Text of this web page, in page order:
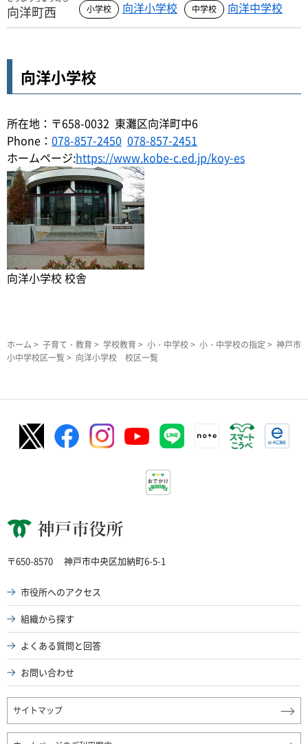
向洋町西 向洋小学校 向洋中学校
向洋小学校
所在地：〒658-0032 東灘区向洋町中6
Phone： 078-857-2450 078-857-2451
ホームページ:https://www.kobe-c.ed.jp/koy-es
向洋小学校 校舎
ホーム > 子育て・教育 > 学校教育 > 小・中学校> 小・中学校の指定 > 神戸市
小中学校区一覧> 向洋小学校 校区一覧
神戸市役所
〒650-8570 神戸市中央区加納町6-5-1
市役所へのアクセス
組織から探す
よくある質問と回答
お問い合わせ
サイトマップ